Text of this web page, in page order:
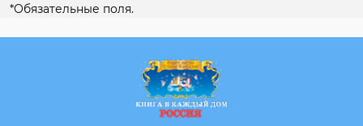
*Обязательные поля.